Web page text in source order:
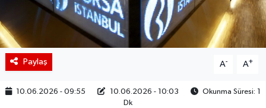
Paylaş A- A+
10.06.2026 - 09:55 10.06.2026 - 10:03
Okunma Süresi: 1
Dk
Gizlilik Sözleşmesi
Hakkımızda